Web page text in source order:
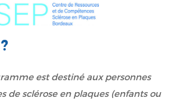
est destiné aux personnes
de sclérose en plaques (enfants ou